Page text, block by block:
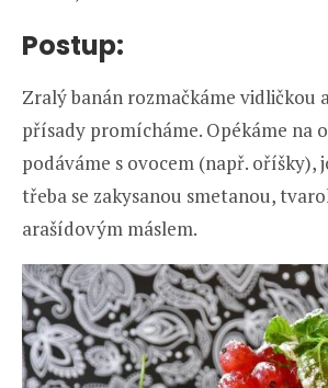
Postup:
Zralý banán rozmačkáme vidličkou
přísady promícháme. Opékáme na
podáváme s ovocem (např. oříšky),
třeba se zakysanou smetanou,
arašídovým máslem.